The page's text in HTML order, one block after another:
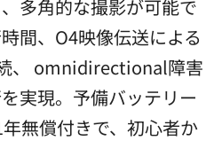
多角的な撮影が可能で
間、O4映像伝送による
、 omnidirectional障害
実現。予備バッテリー
無償付きで、初心者か